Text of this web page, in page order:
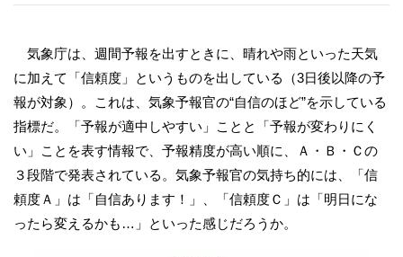
気象庁は、週間予報を出すときに、晴れや雨といった天気
に加えて「信頼度」というものを出している（3日後以降の予
報が対象）。これは、気象予報官の“自信のほど”を示している
指標だ。「予報が適中しやすい」ことと「予報が変わりにく
い」ことを表す情報で、予報精度が高い順に、Ａ・Ｂ・Ｃの
３段階で発表されている。気象予報官の気持ち的には、「信
頼度Ａ」は「自信あります！」、「信頼度Ｃ」は「明日にな
ったら変えるかも…」といった感じだろうか。